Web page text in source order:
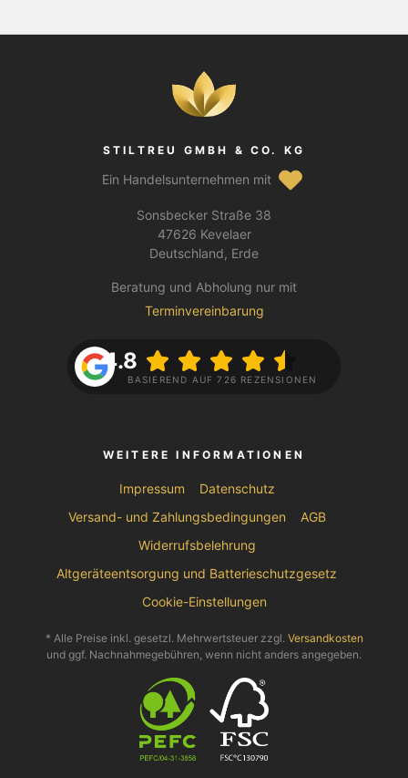
STILTREU GMBH & CO. KG
Ein Handelsunternehmen mit
Sonsbecker Straße 38
47626 Kevelaer
Deutschland, Erde
Beratung und Abholung nur mit
Terminvereinbarung
4.8
BASIEREND AUF 726 REZENSIONEN
WEITERE INFORMATIONEN
Impressum
Datenschutz
Versand- und Zahlungsbedingungen
AGB
Widerrufsbelehrung
Altgeräteentsorgung und Batterieschutzgesetz
Cookie-Einstellungen
* Alle Preise inkl. gesetzl. Mehrwertsteuer zzgl. Versandkosten
und ggf. Nachnahmegebühren, wenn nicht anders angegeben.